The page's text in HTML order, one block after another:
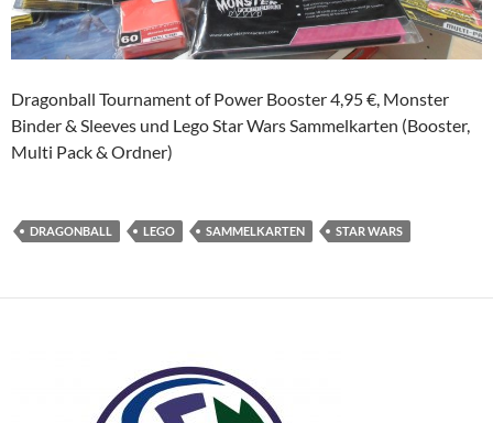
Dragonball Tournament of Power Booster 4,95 €, Monster
Binder & Sleeves und Lego Star Wars Sammelkarten (Booster,
Multi Pack & Ordner)
DRAGONBALL LEGO SAMMELKARTEN STAR WARS